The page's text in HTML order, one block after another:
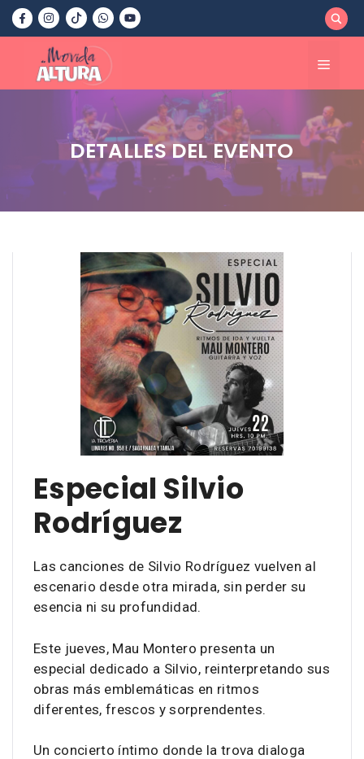
Saltar
contenido
Menú
DETALLES DEL EVENTO
Especial Silvio
Rodríguez
Las canciones de Silvio Rodríguez vuelven al
escenario desde otra mirada, sin perder su
esencia ni su profundidad.
Este jueves, Mau Montero presenta un
especial dedicado a Silvio, reinterpretando sus
obras más emblemáticas en ritmos
diferentes, frescos y sorprendentes.
Un concierto íntimo donde la trova dialoga